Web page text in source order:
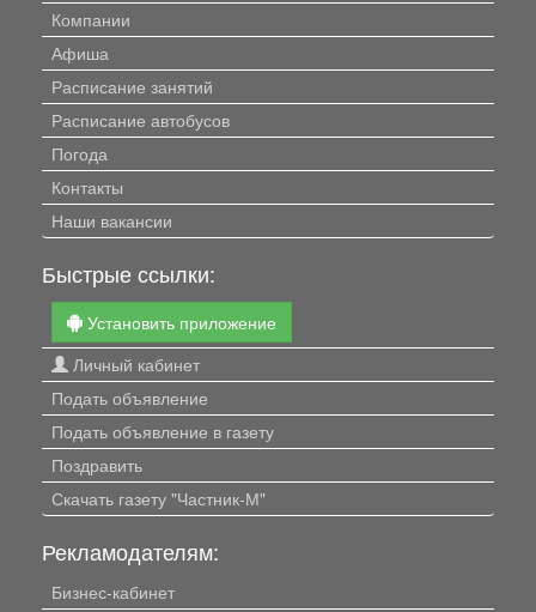
Компании
Афиша
Расписание занятий
Расписание автобусов
Погода
Контакты
Наши вакансии
Быстрые ссылки:
Установить приложение
Личный кабинет
Подать объявление
Подать объявление в газету
Поздравить
Скачать газету "Частник-М"
Рекламодателям:
Бизнес-кабинет